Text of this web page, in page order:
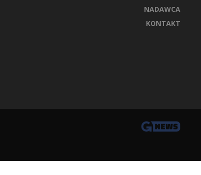
NADAWCA
KONTAKT